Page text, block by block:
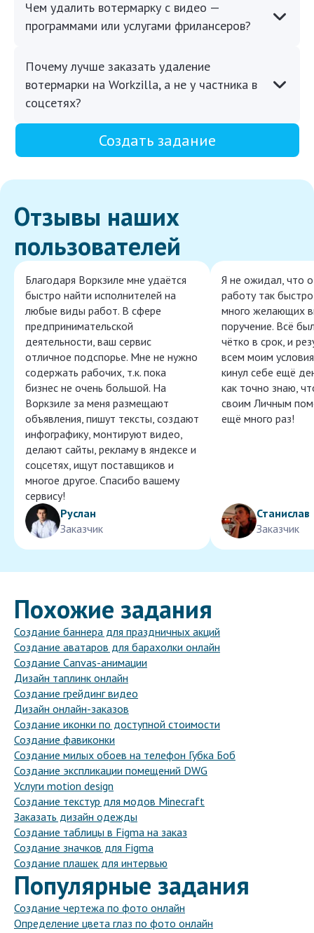
Чем удалить вотермарку с видео —
программами или услугами фрилансеров?
Почему лучше заказать удаление
вотермарки на Workzilla, а не у частника в
соцсетях?
Создать задание
Отзывы наших
пользователей
Благодаря Воркзиле мне удаётся
быстро найти исполнителей на
любые виды работ. В сфере
предпринимательской
деятельности, ваш сервис
отличное подспорье. Мне не нужно
содержать рабочих, т.к. пока
бизнес не очень большой. На
Воркзиле за меня размещают
объявления, пишут тексты, создают
инфографику, монтируют видео,
делают сайты, рекламу в яндексе и
соцсетях, ищут поставщиков и
многое другое. Спасибо вашему
сервису!
Руслан
Заказчик
Я не ожидал, что
работу так
много желающих
поручение. Всё
чётко в срок, и
всем моим
кинул себе ещё
как точно знаю,
своим Личным
ещё много раз!
Станислав
Заказчик
Похожие задания
Создание баннера для праздничных акций
Создание аватаров для барахолки онлайн
Создание Canvas-анимации
Дизайн таплинк онлайн
Создание грейдинг видео
Дизайн онлайн-заказов
Создание иконки по доступной стоимости
Создание фавиконки
Создание милых обоев на телефон Губка Боб
Создание экспликации помещений DWG
Услуги motion design
Создание текстур для модов Minecraft
Заказать дизайн одежды
Создание таблицы в Figma на заказ
Создание значков для Figma
Создание плашек для интервью
Популярные задания
Создание чертежа по фото онлайн
Определение цвета глаз по фото онлайн